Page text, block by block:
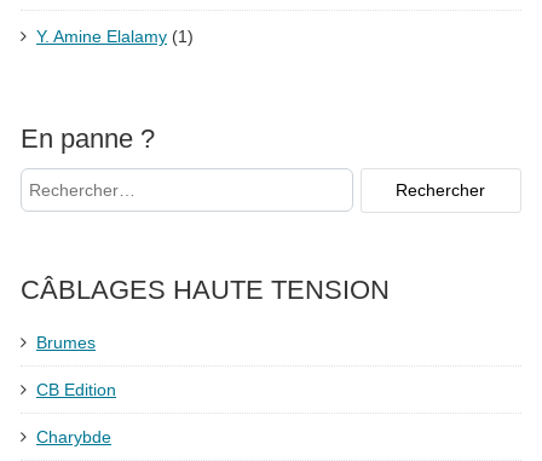
Y. Amine Elalamy (1)
En panne ?
CÂBLAGES HAUTE TENSION
Brumes
CB Edition
Charybde